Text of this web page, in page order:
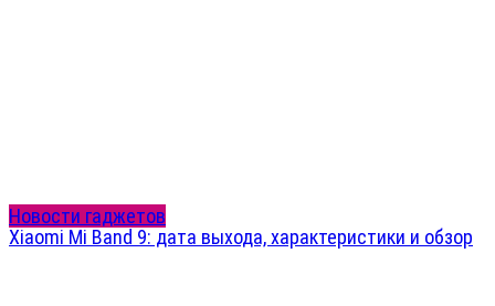
Новости гаджетов
Xiaomi Mi Band 9: дата выхода, характеристики и обзор